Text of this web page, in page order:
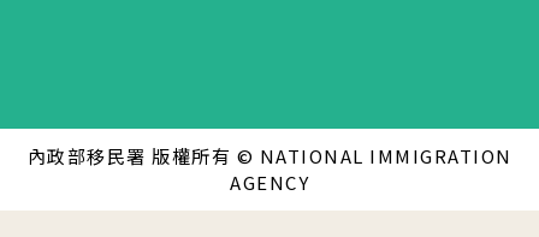
內政部移民署 版權所有 © NATIONAL IMMIGRATION
AGENCY